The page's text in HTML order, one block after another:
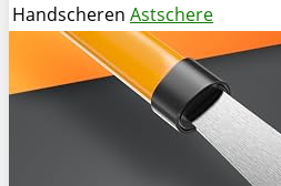
Handscheren Astschere